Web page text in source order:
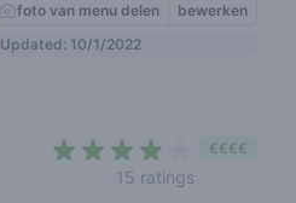
foto van menu delen
bewerken
Updated: 10/1/2022
15 ratings
€€€€